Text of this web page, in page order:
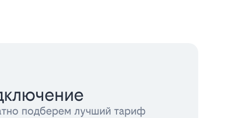
подберем лучший тариф